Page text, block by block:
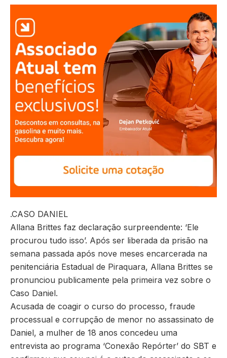
.CASO DANIEL
Allana Brittes faz declaração surpreendente: ‘Ele
procurou tudo isso’. Após ser liberada da prisão na
semana passada após nove meses encarcerada na
penitenciária Estadual de Piraquara, Allana Brittes se
pronunciou publicamente pela primeira vez sobre o
Caso Daniel.
Acusada de coagir o curso do processo, fraude
processual e corrupção de menor no assassinato de
Daniel, a mulher de 18 anos concedeu uma
entrevista ao programa ‘Conexão Repórter’ do SBT e